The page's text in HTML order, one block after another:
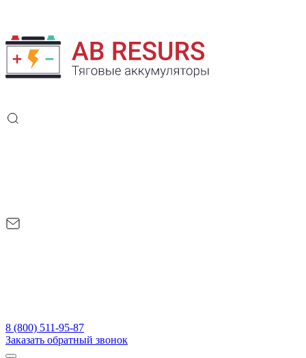
8 (800) 511-95-87
Заказать обратный звонок